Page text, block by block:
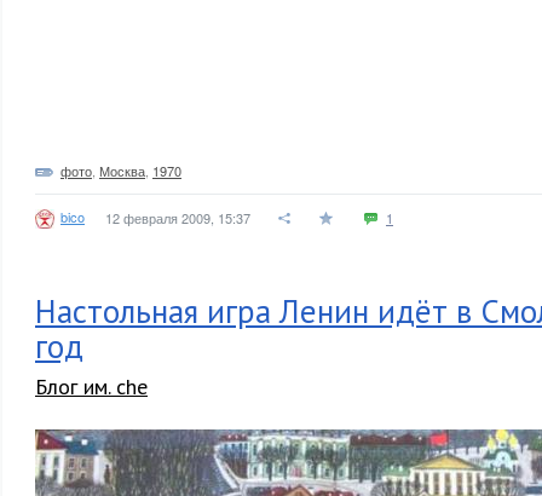
фото Москва 1970
bico 12 февраля 2009, 15:37 1
Настольная игра Ленин идёт в
год
Блог им. che